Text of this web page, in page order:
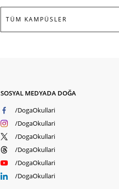
SOSYAL MEDYADA DOĞA
/DogaOkullari
/DogaOkullari
/DogaOkullari
/DogaOkullari
/DogaOkullari
/DogaOkullari